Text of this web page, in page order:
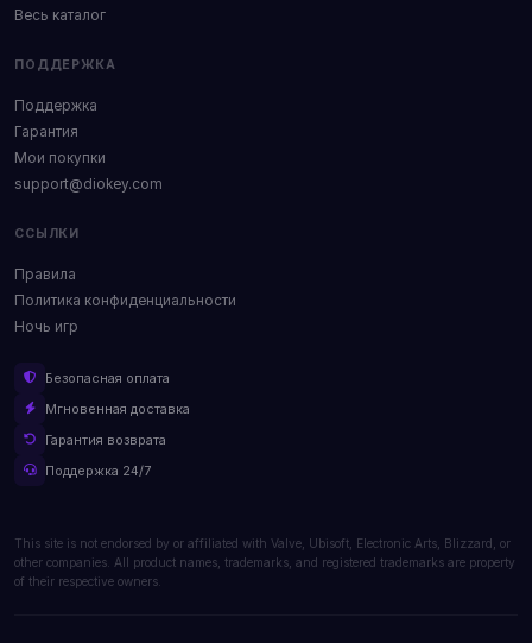
Весь каталог
ПОДДЕРЖКА
Поддержка
Гарантия
Мои покупки
support@diokey.com
ССЫЛКИ
Правила
Политика конфиденциальности
Ночь игр
Безопасная оплата
Мгновенная доставка
Гарантия возврата
Поддержка 24/7
This site is not endorsed by or affiliated with Valve, Ubisoft, Electronic Arts, Blizzard, or
other companies. All product names, trademarks, and registered trademarks are property
of their respective owners.